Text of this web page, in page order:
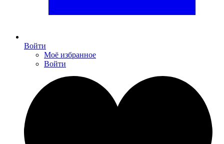
Войти
Моё избранное
Войти